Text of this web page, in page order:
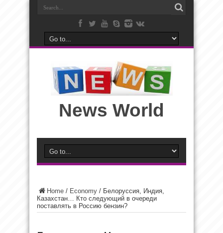
News World
Home / Economy / Белоруссия, Индия,
Казахстан… Кто следующий в очереди
поставлять в Россию бензин?